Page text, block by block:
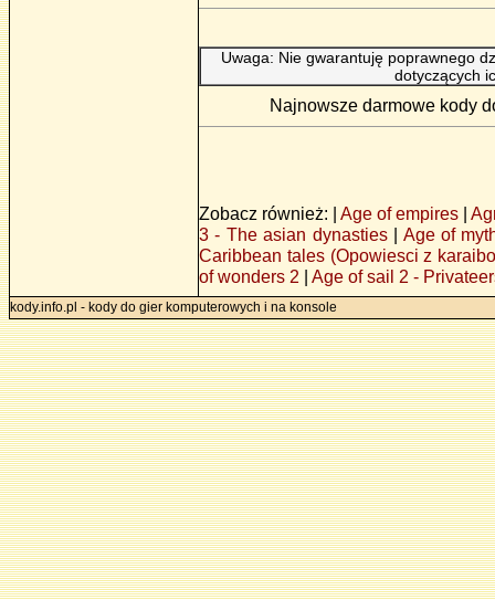
Uwaga: Nie gwarantuję poprawnego
dotyczących
Najnowsze darmowe kody
Zobacz również: |Age of empires |
3 - The asian dynasties| Age of
Caribbean tales (Opowiesci z
of wonders 2 | Age of sail 2 -
kody.info.pl - kody do gier komputerowych i na konsole